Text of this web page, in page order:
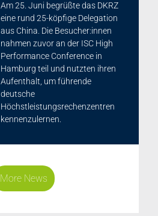
Am 25. Juni begrüßte das DKRZ
eine rund 25-köpfige Delegation
aus China. Die Besucher:innen
nahmen zuvor an der ISC High
Performance Conference in
Hamburg teil und nutzten ihren
Aufenthalt, um führende
deutsche
Höchstleistungsrechenzentren
kennenzulernen.
More News